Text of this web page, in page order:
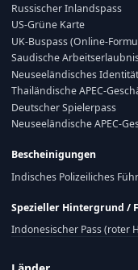
Russischer Inlandspass
US-Grüne Karte
UK-Buspass (Online-
Saudische
Neuseeländisches
Thailändische APEC-
Deutscher Spielerpass
Neuseeländische APEC-
Bescheinigungen
Indisches Polizeiliches
Spezieller Hintergrund /
Indonesischer Pass (roter